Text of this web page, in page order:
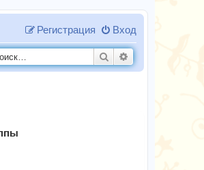
Вход
Регистрация
Поиск